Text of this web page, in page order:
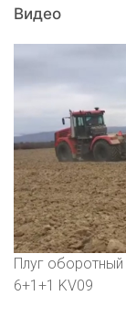
Видео
Плуг
6+1+1 KV09